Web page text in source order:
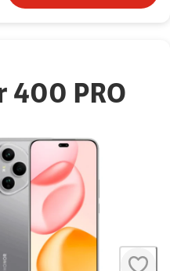
400 PRO